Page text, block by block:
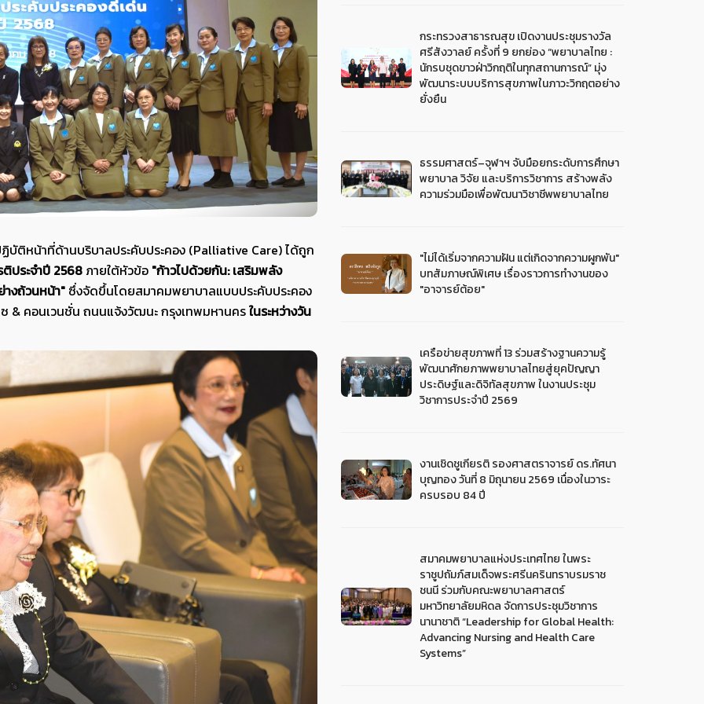
ติหน้าที่ด้านบริบาลประคับประคอง (Palliative Care) ได้ถูก
ประจำปี 2568 ภายใต้หัวข้อ "ก้าวไปด้วยกัน: เสริมพลัง
างถ้วนหน้า" ซึ่งจัดขึ้นโดยสมาคมพยาบาลแบบประคับประคอง
& คอนเวนชั่น ถนนแจ้งวัฒนะ กรุงเทพมหานครในระหว่างวัน
กระทรวงสาธารณสุข เปิดงานประชุมรางวัล
ศรีสังวาลย์ ครั้งที่ 9 ยกย่อง “พยาบาลไทย :
นักรบชุดขาวฝ่าวิกฤติในทุกสถานการณ์” มุ่ง
พัฒนาระบบบริการสุขภาพในภาวะวิกฤตอย่าง
ยั่งยืน
ธรรมศาสตร์–จุฬาฯ จับมือยกระดับการศึกษา
พยาบาล วิจัย และบริการวิชาการ สร้างพลัง
ความร่วมมือเพื่อพัฒนาวิชาชีพพยาบาลไทย
"ไม่ได้เริ่มจากความฝัน แต่เกิดจากความผูกพัน"
บทสัมภาษณ์พิเศษ เรื่องราวการทำงานของ
"อาจารย์ต้อย"
เครือข่ายสุขภาพที่ 13 ร่วมสร้างฐานความรู้
พัฒนาศักยภาพพยาบาลไทยสู่ยุคปัญญา
ประดิษฐ์และดิจิทัลสุขภาพ ในงานประชุม
วิชาการประจำปี 2569
งานเชิดชูเกียรติ รองศาสตราจารย์ ดร.ทัศนา
บุญทอง วันที่ 8 มิถุนายน 2569 เนื่องในวาระ
ครบรอบ 84 ปี
สมาคมพยาบาลแห่งประเทศไทย ในพระ
ราชูปถัมภ์สมเด็จพระศรีนครินทราบรมราช
ชนนี ร่วมกับคณะพยาบาลศาสตร์
มหาวิทยาลัยมหิดล จัดการประชุมวิชาการ
นานาชาติ “Leadership for Global Health:
Advancing Nursing and Health Care
Systems”